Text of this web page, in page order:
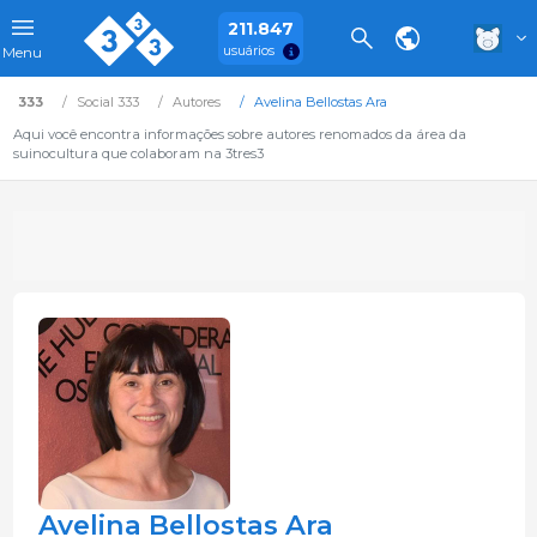
Menu
211.847
usuários
333 Social 333 Autores
Avelina Bellostas Ara
Aqui você encontra informações sobre autores renomados da área da
suinocultura que colaboram na 3tres3
Avelina Bellostas Ara